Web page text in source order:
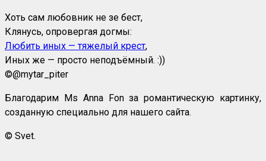
Хоть сам любовник не зе бест,
Клянусь, опровергая догмы:
Любить иных — тяжелый крест,
Иных же — просто неподъёмный. :))
©@mytar_piter
Благодарим Ms Anna Fon за романтическую картинку,
созданную специально для нашего сайта.
© Svet.